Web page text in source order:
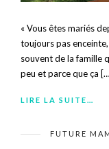
« Vous êtes mariés
toujours pas
souvent de la famille
peu et parce que ça
LIRE LA SUITE…
FUTURE